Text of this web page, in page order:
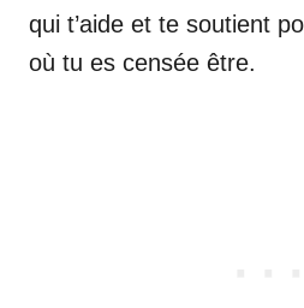
qui t’aide et te soutient
où tu es censée être.